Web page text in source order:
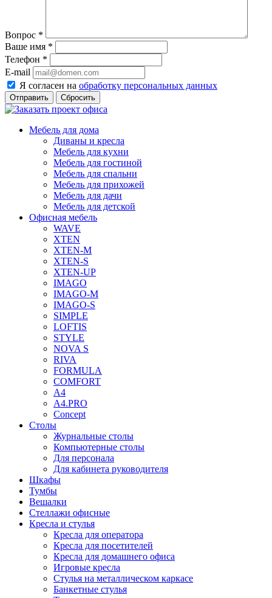
Вопрос *
Ваше имя *
Телефон *
E-mail
Я согласен на обработку персональных данных
Сбросить
Мебель для дома
Диваны и кресла
Мебель для кухни
Мебель для гостиной
Мебель для спальни
Мебель для прихожей
Мебель для дачи
Мебель для детской
Офисная мебель
WAVE
XTEN
XTEN-M
XTEN-S
XTEN-UP
IMAGO
IMAGO-M
IMAGO-S
SIMPLE
LOFTIS
STYLE
NOVA S
RIVA
FORMULA
COMFORT
A4
A4.PRO
Concept
Столы
Журнальные столы
Компьютерные столы
Для персонала
Для кабинета руководителя
Шкафы
Тумбы
Вешалки
Стеллажи офисные
Кресла и стулья
Кресла для оператора
Кресла для посетителей
Кресла для домашнего офиса
Игровые кресла
Стулья на металлическом каркасе
Банкетные стулья